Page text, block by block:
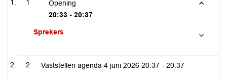
1
Opening
20:33 - 20:37
Sprekers
2 Vaststellen agenda 4 juni 2026 20:37 - 20:37